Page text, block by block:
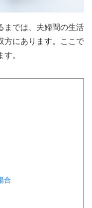
までは、夫婦間の生活
方にあります。ここで
。
合